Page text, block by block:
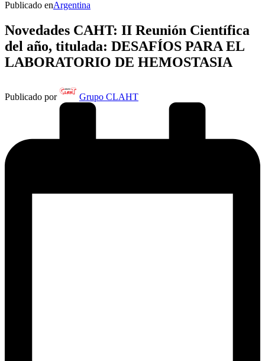
Publicado enArgentina
Novedades CAHT: II Reunión Científica
del año, titulada: DESAFÍOS PARA EL
LABORATORIO DE HEMOSTASIA
Publicado por Grupo CLAHT